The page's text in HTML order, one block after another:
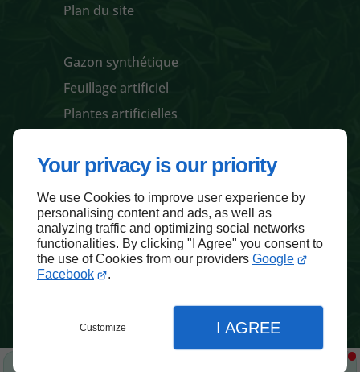
Your privacy is our priority
We use Cookies to improve user experience by
personalising content and ads, as well as
analyzing traffic and optimizing social networks
functionalities. By clicking "I Agree" you consent to
the use of Cookies from our providers Google
Facebook
.
Customize I AGREE
Plan du site
Gazon synthétique
Feuillage artificiel
Plantes artificielles
Haut de page